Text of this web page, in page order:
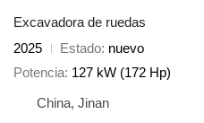
Excavadora de ruedas
2025
Estado nuevo
Potencia 127 kW (172 Hp)
China, Jinan